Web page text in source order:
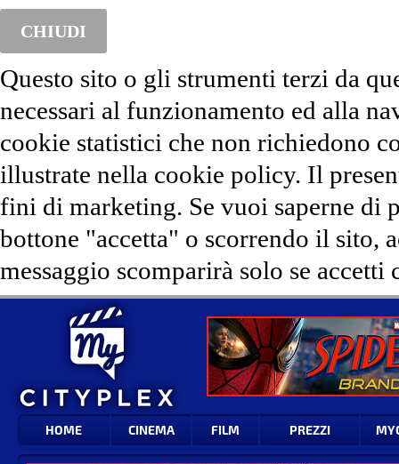
CHIUDI
Questo sito o gli strumenti terzi da
necessari al funzionamento ed alla
cookie statistici che non richiedono
illustrate nella cookie policy. Il
fini di marketing. Se vuoi saperne di
bottone "accetta" o scorrendo il sito,
messaggio scomparirà solo se
HOME CINEMA FILM PREZZI